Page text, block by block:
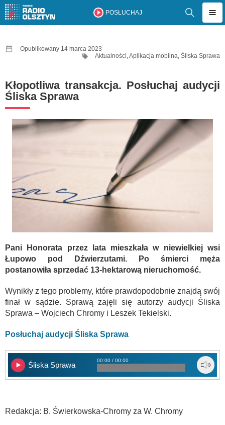
POSŁUCHAJ
Opublikowany 14 marca 2023
Aktualności,Aplikacja mobilna, Śliska Sprawa
Kłopotliwa transakcja. Posłuchaj audycji
Śliska Sprawa
Pani Honorata przez lata mieszkała w niewielkiej wsi
Łupowo pod Dźwierzutami. Po śmierci męża
postanowiła sprzedać 13-hektarową nieruchomość.
Wynikły z tego problemy, które prawdopodobnie znajdą swój
finał w sądzie. Sprawą zajęli się autorzy audycji Śliska
Sprawa – Wojciech Chromy i Leszek Tekielski.
Posłuchaj audycji Śliska Sprawa
Śliska Sprawa
00:00 / 00:00
Redakcja: B. Świerkowska-Chromy za W. Chromy